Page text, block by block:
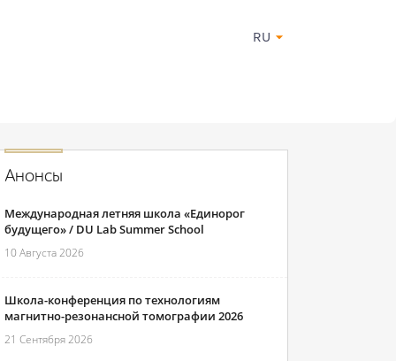
RU
Анонсы
Международная летняя школа «Единорог
будущего» / DU Lab Summer School
10 Августа 2026
Школа-конференция по технологиям
магнитно-резонансной томографии 2026
21 Сентября 2026